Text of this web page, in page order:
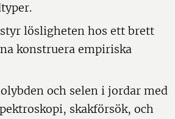
lösligheten hos ett brett
konstruera empiriska
och selen i jordar med
skakförsök, och